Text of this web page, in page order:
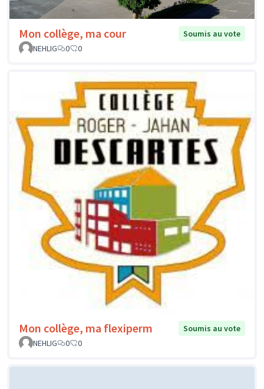
Mon collège, ma cour
Soumis au vote
NEHLIG
0 0
Mon collège, ma flexiperm
Soumis au vote
NEHLIG
0 0